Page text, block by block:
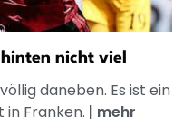
nicht viel
daneben. Es ist ein
Franken. | mehr